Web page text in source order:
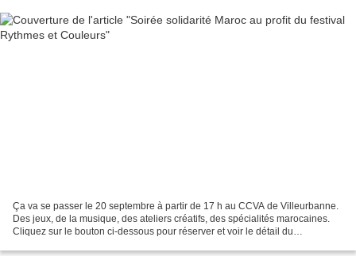
Ça va se passer le 20 septembre à partir de 17 h au CCVA de Villeurbanne.
Des jeux, de la musique, des ateliers créatifs, des spécialités marocaines.
Cliquez sur le bouton ci-dessous pour réserver et voir le détail du